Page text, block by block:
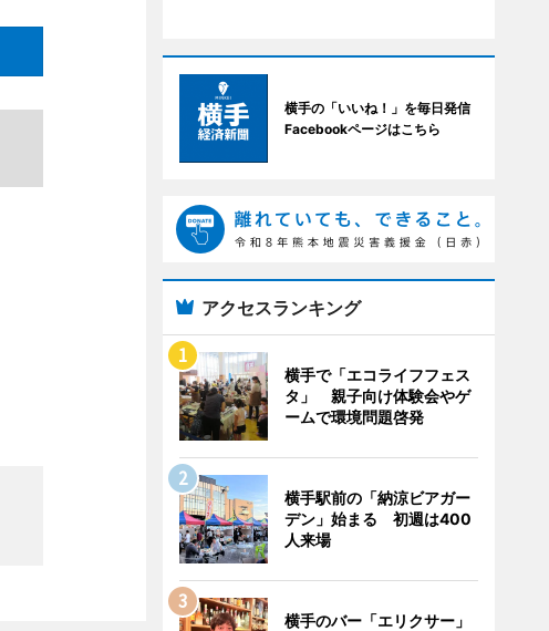
横手の「いいね！」を毎日発信
Facebookページはこちら
アクセスランキング
横手で「エコライフフェス
タ」 親子向け体験会やゲ
ームで環境問題啓発
横手駅前の「納涼ビアガー
デン」始まる 初週は400
人来場
横手のバー「エリクサー」